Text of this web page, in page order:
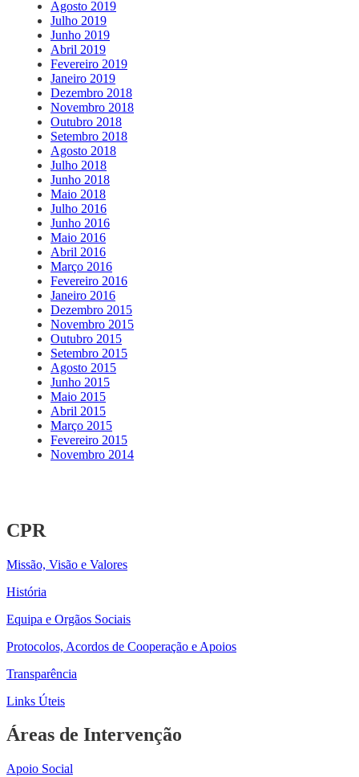
Agosto 2019
Julho 2019
Junho 2019
Abril 2019
Fevereiro 2019
Janeiro 2019
Dezembro 2018
Novembro 2018
Outubro 2018
Setembro 2018
Agosto 2018
Julho 2018
Junho 2018
Maio 2018
Julho 2016
Junho 2016
Maio 2016
Abril 2016
Março 2016
Fevereiro 2016
Janeiro 2016
Dezembro 2015
Novembro 2015
Outubro 2015
Setembro 2015
Agosto 2015
Junho 2015
Maio 2015
Abril 2015
Março 2015
Fevereiro 2015
Novembro 2014
CPR
Missão, Visão e Valores
História
Equipa e Orgãos Sociais
Protocolos, Acordos de Cooperação e Apoios
Transparência
Links Úteis
Áreas de Intervenção
Apoio Social